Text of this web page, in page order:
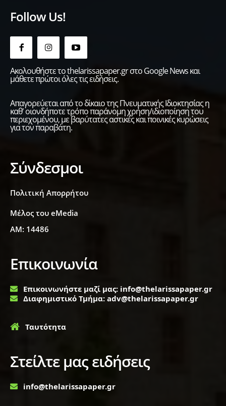
Follow Us!
Ακολουθήστε το thelarissapaper.gr στο Google News και
μάθετε πρώτοι όλες τις ειδήσεις.
Απαγορεύεται από το δίκαιο της Πνευματικής Ιδιοκτησίας η
καθ' οιονδήποτε τρόπο παράνομη χρήση/ιδιοποίηση του
περιεχομένου, με βαρύτατες αστικές και ποινικές κυρώσεις
για τον παραβάτη.
Σύνδεσμοι
Πολιτική Απορρήτου
Μέλος του eMedia
ΑΜ: 14486
Επικοινωνία
Επικοινωνήστε μαζί μας: info@thelarissapaper.gr
Διαφημιστικό Τμήμα: adv@thelarissapaper.gr
Ταυτότητα
Στείλτε μας ειδήσεις
info@thelarissapaper.gr